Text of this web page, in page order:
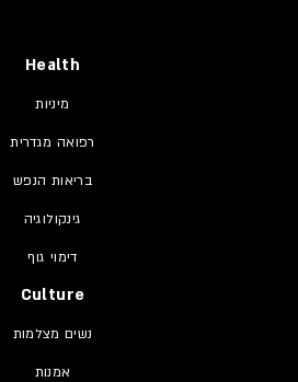
Health
מיניות
רפואה מגדרית
בריאות הנפש
גינקולוגיה
דימוי גוף
Culture
נשים מצלמות
אמנות